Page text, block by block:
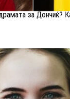
за Дончиќ?